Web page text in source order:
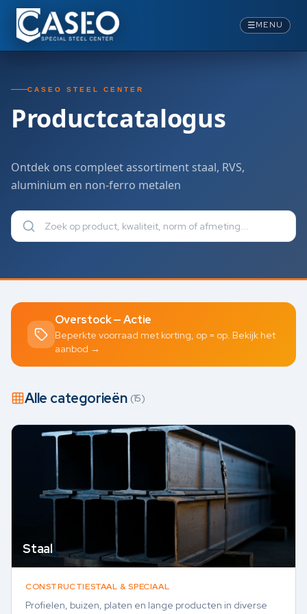
Producten van Caseo Steel Center
Ontdek ons assortiment in staal, inox, aluminium, koper,